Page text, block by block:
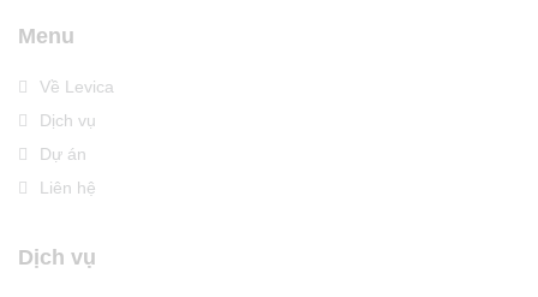
Menu
Về Levica
Dịch vụ
Dự án
Liên hệ
Dịch vụ